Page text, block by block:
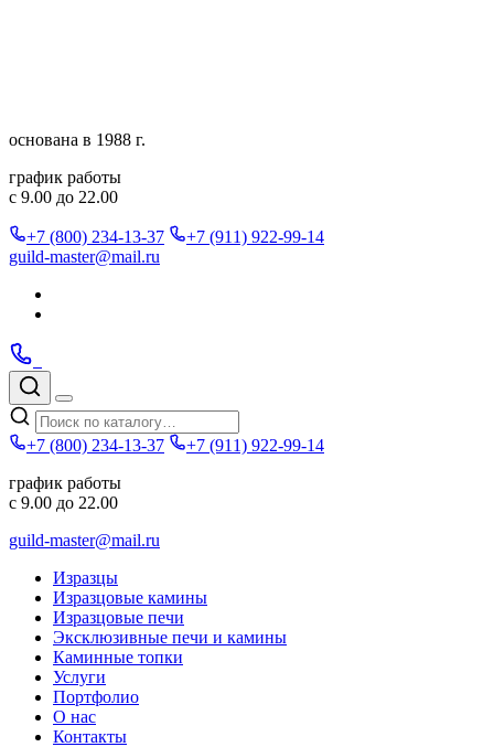
основана в 1988 г.
график работы
с 9.00 до 22.00
+7 (800) 234-13-37
+7 (911) 922-99-14
guild-master@mail.ru
Позвонить
Поиск
по
каталогу
Меню
+7 (800) 234-13-37
+7 (911) 922-99-14
график работы
с 9.00 до 22.00
guild-master@mail.ru
Изразцы
Изразцовые камины
Изразцовые печи
Эксклюзивные печи и камины
Каминные топки
Услуги
Портфолио
О нас
Контакты